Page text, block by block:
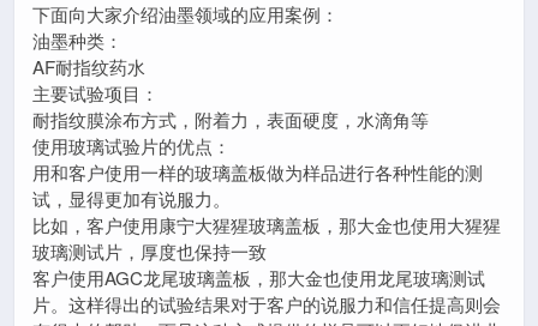
下面向大家介绍油墨领域的应用案例：
油墨种类：
AF耐指纹药水
主要试验项目：
耐指纹膜涂布方式，附着力，表面硬度，水滴角等
使用玻璃试验片的优点：
用和客户使用一样的玻璃盖板做为样品进行各种性能的测
试，显得更加有说服力。
比如，客户使用康宁大猩猩玻璃盖板，那大金也使用大猩猩
玻璃测试片，厚度也保持一致
客户使用AGC龙尾玻璃盖板，那大金也使用龙尾玻璃测试
片。这样得出的试验结果对于客户的说服力和信任提高则会